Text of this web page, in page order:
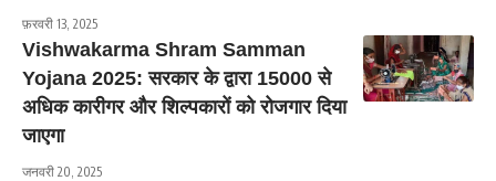
फ़रवरी 13, 2025
Vishwakarma Shram Samman
Yojana 2025: सरकार के द्वारा 15000 से
अधिक कारीगर और शिल्पकारों को रोजगार दिया
जाएगा
जनवरी 20, 2025